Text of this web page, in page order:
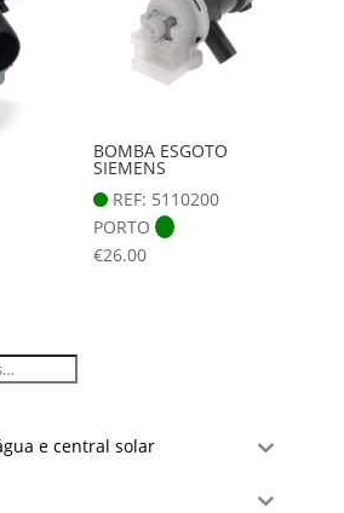
BOMBA ESGOTO
SIEMENS
REF: 5110200
PORTO
€26.00
e central solar